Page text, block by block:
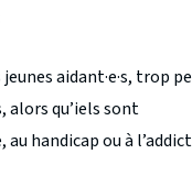
aidant·e·s, trop
alors qu’iels sont
au handicap ou à